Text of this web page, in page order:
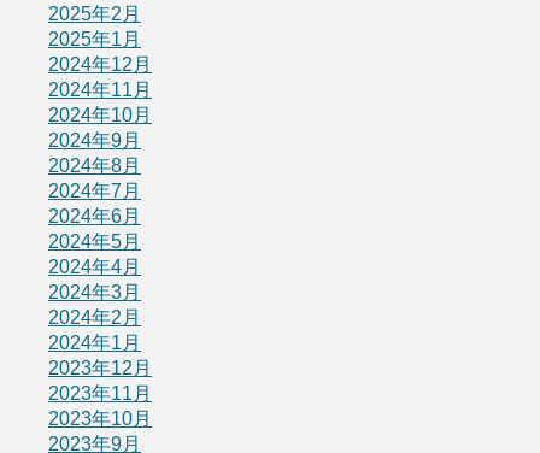
2025年2月
2025年1月
2024年12月
2024年11月
2024年10月
2024年9月
2024年8月
2024年7月
2024年6月
2024年5月
2024年4月
2024年3月
2024年2月
2024年1月
2023年12月
2023年11月
2023年10月
2023年9月